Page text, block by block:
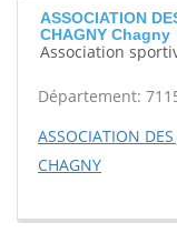
ASSOCIATION
CHAGNY Chagny
Association
Département:
ASSOCIATION DES
CHAGNY